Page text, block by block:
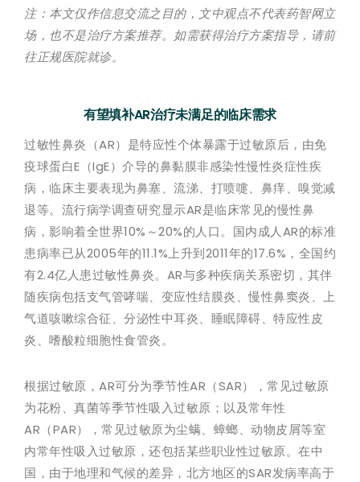
注：本文仅作信息交流之目的，文中观点不代表药智网立
场，也不是治疗方案推荐。如需获得治疗方案指导，请前
往正规医院就诊。
有望填补AR治疗未满足的临床需求
过敏性鼻炎（AR）是特应性个体暴露于过敏原后，由免
疫球蛋白E（IgE）介导的鼻黏膜非感染性慢性炎症性疾
病，临床主要表现为鼻塞、流涕、打喷嚏、鼻痒、嗅觉减
退等。流行病学调查研究显示AR是临床常见的慢性鼻
病，影响着全世界10%～20%的人口。国内成人AR的标准
患病率已从2005年的11.1%上升到2011年的17.6%，全国约
有2.4亿人患过敏性鼻炎。AR与多种疾病关系密切，其伴
随疾病包括支气管哮喘、变应性结膜炎、慢性鼻窦炎、上
气道咳嗽综合征、分泌性中耳炎、睡眠障碍、特应性皮
炎、嗜酸粒细胞性食管炎。
根据过敏原，AR可分为季节性AR（SAR），常见过敏原
为花粉、真菌等季节性吸入过敏原；以及常年性
AR（PAR），常见过敏原为尘螨、蟑螂、动物皮屑等室
内常年性吸入过敏原，还包括某些职业性过敏原。在中
国，由于地理和气候的差异，北方地区的SAR发病率高于